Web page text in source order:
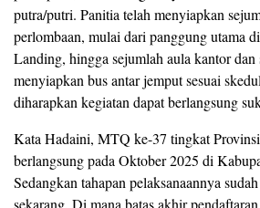
putra/putri. Panitia telah menyiapkan
perlombaan, mulai dari panggung utama
Landing, hingga sejumlah aula kantor dan
menyiapkan bus antar jemput sesuai
diharapkan kegiatan dapat berlangsung
Kata Hadaini, MTQ ke-37 tingkat
berlangsung pada Oktober 2025 di
Sedangkan tahapan pelaksanaannya
sekarang. Di mana batas akhir